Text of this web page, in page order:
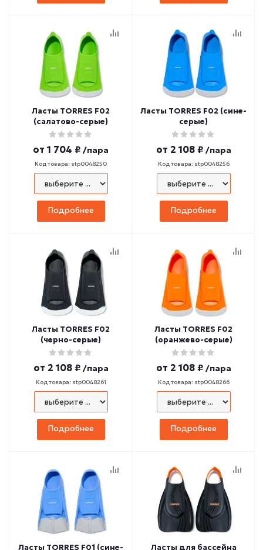
Ласты TORRES F02
(салатово-серые)
от 1 704 ₽ /пара
Код товара: stp0048250
Подробнее
Ласты TORRES F02 (сине-
серые)
от 2 108 ₽ /пара
Код товара: stp0048256
Подробнее
Ласты TORRES F02
(черно-серые)
от 2 108 ₽ /пара
Код товара: stp0048261
Подробнее
Ласты TORRES F02
(оранжево-серые)
от 2 108 ₽ /пара
Код товара: stp0048266
Подробнее
Ласты TORRES F01 (сине- Ласты для бассейна